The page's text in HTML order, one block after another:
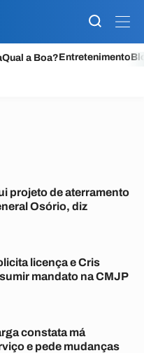
Qual a Boa?Entretenimento
projeto de aterramento
Osório, diz
licença e Cris
mandato na CMJP
constata má
e pede mudanças